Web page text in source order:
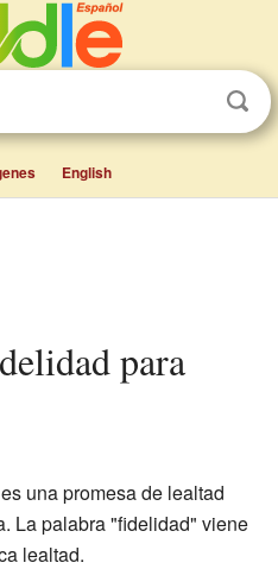
English
es una promesa de lealtad
La palabra "fidelidad" viene
lealtad.